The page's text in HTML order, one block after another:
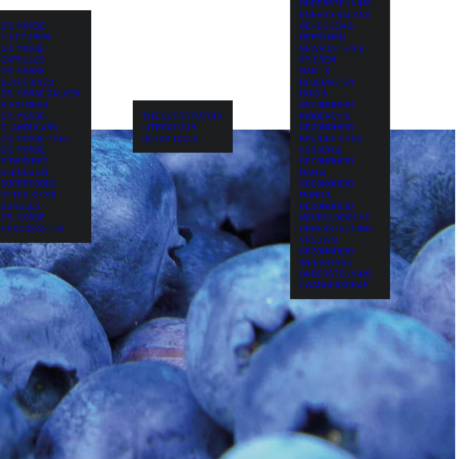
DR. MORSE
TINCTUREN
DR. MORSE
CAPSULES
DR. MORSE
GLYCERINES
DR. MORSE ZALVEN
& POEDERS
DR. MORSE
GLANDULARS
DR. MORSE THEE
DR. MORSE
POWDERED
BLENDS EN
SUPERFOODS
DETOX KITS &
BUNDLES
DR. MORSE
HANDCRAFTED
THE SUPER PATCH!
LITERATUUR
DETOX TOOLS
ONDERSTEUNING
ENERGIEBALANS
GEHEUGEN &
HERSENEN
GEWRICHTEN &
SPIEREN
HART &
BLOEDVATEN
HUID &
GEZONDHEID
KINDEREN &
GEZONDHEID
KRUIDEN EHBO
LONGEN &
GEZONDHEID
MAN &
GEZONDHEID
MOND &
GEZONDHEID
NEUROLOGISCHE
ONDERSTEUNING
VROUW &
GEZONDHEID
WEERSTAND
ONDERSTEUNING
ZWANGERSCHAP